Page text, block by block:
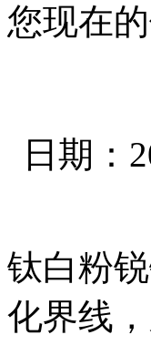
您现在的
日期
钛白粉
化界线